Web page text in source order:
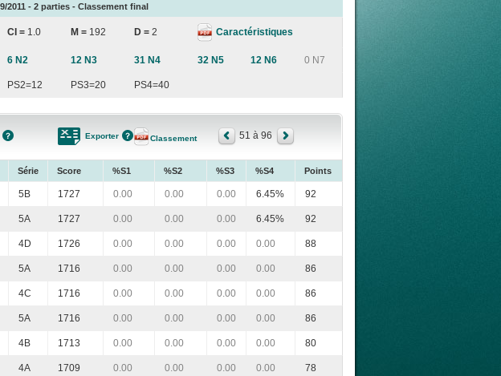
2011 - 2 parties - Classement final
CI = 1.0 M = 192 D = 2 Caractéristiques
6 N2 12 N3 31 N4 32 N5 12 N6 0 N7
PS2=12 PS3=20 PS4=40
Exporter Classement 51 à 96
Série Score %S1 %S2 %S3 %S4 Points
5B 1727 0.00 0.00 0.00 6.45% 92
5A 1727 0.00 0.00 0.00 6.45% 92
4D 1726 0.00 0.00 0.00 0.00 88
5A 1716 0.00 0.00 0.00 0.00 86
4C 1716 0.00 0.00 0.00 0.00 86
5A 1716 0.00 0.00 0.00 0.00 86
4B 1713 0.00 0.00 0.00 0.00 80
4A 1709 0.00 0.00 0.00 0.00 78